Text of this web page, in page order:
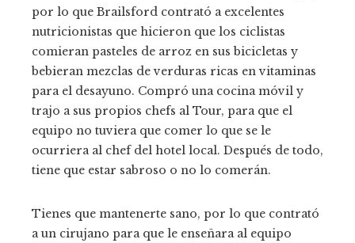
por lo que Brailsford contrató a excelentes
nutricionistas que hicieron que los ciclistas
comieran pasteles de arroz en sus bicicletas y
bebieran mezclas de verduras ricas en vitaminas
para el desayuno. Compró una cocina móvil y
trajo a sus propios chefs al Tour, para que el
equipo no tuviera que comer lo que se le
ocurriera al chef del hotel local. Después de todo,
tiene que estar sabroso o no lo comerán.
Tienes que mantenerte sano, por lo que contrató
a un cirujano para que le enseñara al equipo